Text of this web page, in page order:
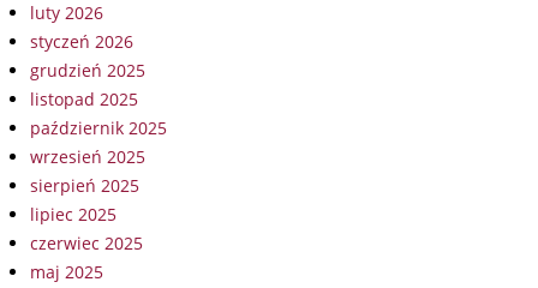
luty 2026
styczeń 2026
grudzień 2025
listopad 2025
październik 2025
wrzesień 2025
sierpień 2025
lipiec 2025
czerwiec 2025
maj 2025